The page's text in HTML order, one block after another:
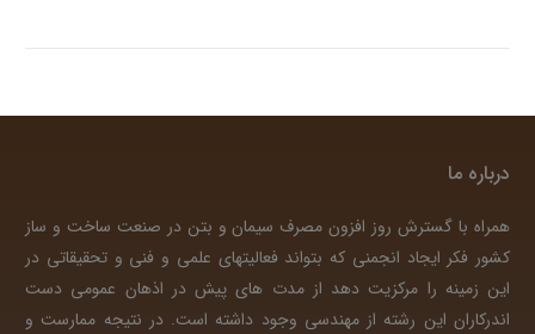
درباره ما
همراه با گسترش روز افزون مصرف سیمان و بتن در صنعت ساخت و ساز
کشور فکر ایجاد انجمنی که بتواند فعالیتهای علمی و فنی و تحقیقاتی در
این زمینه را مرکزیت دهد از مدت های پیش در اذهان عمومی دست
اندرکاران این رشته از مهندسی وجود داشته است. در نتیجه ممارست و